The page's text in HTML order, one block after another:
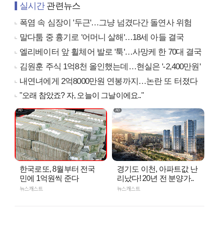
실시간관련뉴스
폭염 속 심장이 '두근'…그냥 넘겼다간 돌연사 위험
말다툼 중 흉기로 '어머니 살해'…18세 아들 결국
엘리베이터 앞 휠체어 발로 '툭'…사망케 한 70대 결국
김원훈 주식 1억8천 올인했는데…현실은 '-2,400만원'
내연녀에게 2억8000만원 연봉까지…논란 또 터졌다
"오래 참았죠? 자, 오늘이 그날이에요.."
한국로또, 8월부터 전국
민에 1억원씩 준다
뉴스캐스트
경기도 이천, 아파트값 난
리났다! 20년 전 분양가..
뉴스캐스트